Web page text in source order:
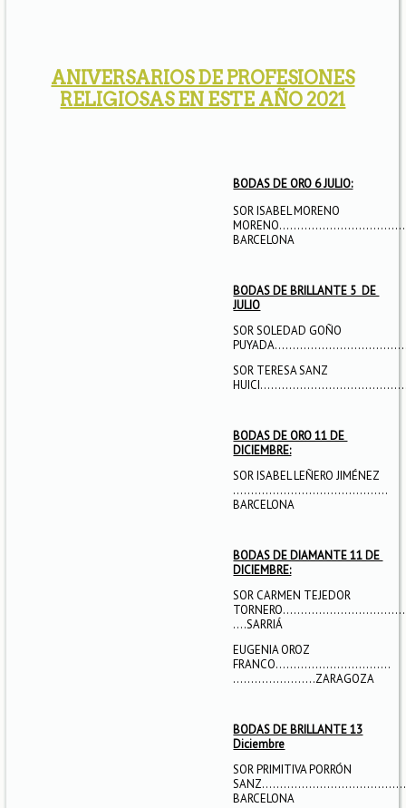
ANIVERSARIOS DE PROFESIONES
RELIGIOSAS EN ESTE AÑO 2021
BODAS DE ORO 6 JULIO:
SOR ISABEL MORENO
BARCELONA
BODAS DE BRILLANTE 5 DE
JULIO
SOR SOLEDAD GOÑO
SOR TERESA SANZ
BODAS DE ORO 11 DE
DICIEMBRE:
SOR ISABEL LEÑERO JIMÉNEZ
……………………………….……
BARCELONA
BODAS DE DIAMANTE 11 DE
DICIEMBRE:
SOR CARMEN TEJEDOR
….SARRIÁ
EUGENIA OROZ
FRANCO…………………………..
…………………..ZARAGOZA
BODAS DE BRILLANTE 13
Diciembre
SOR PRIMITIVA PORRÓN
BARCELONA